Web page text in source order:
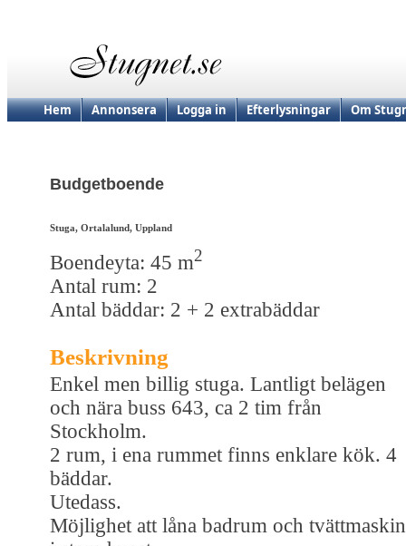
Hem Annonsera Logga in Efterlysningar Om
Budgetboende
Stuga, Ortalalund, Uppland
Boendeyta: 45 m2
Antal rum: 2
Antal bäddar: 2 + 2 extrabäddar
Beskrivning
Enkel men billig stuga. Lantligt belägen
och nära buss 643, ca 2 tim från
Stockholm.
2 rum, i ena rummet finns enklare kök. 4
bäddar.
Utedass.
Möjlighet att låna badrum och tvättmaskin